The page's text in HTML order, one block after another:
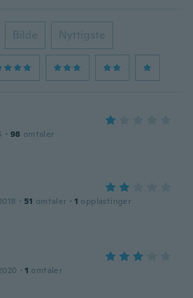
Bilde Nyttigste
· 98 omtaler
· 51 omtaler · 1 opplastinger
· 1 omtaler